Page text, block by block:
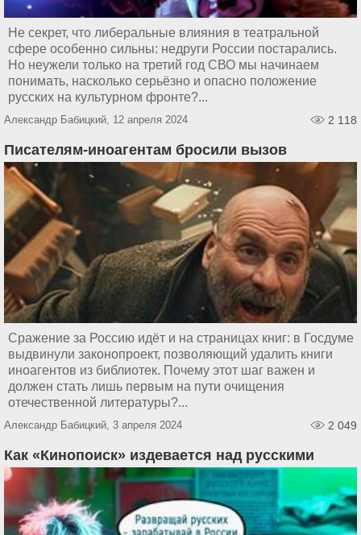
Не секрет, что либеральные влияния в театральной
сфере особенно сильны: недруги России постарались.
Но неужели только на третий год СВО мы начинаем
понимать, насколько серьёзно и опасно положение
русских на культурном фронте?...
Александр Бабицкий, 12 апреля 2024 2 118
Писателям-иноагентам бросили вызов
Сражение за Россию идёт и на страницах книг: в Госдуме
выдвинули законопроект, позволяющий удалить книги
иноагентов из библиотек. Почему этот шаг важен и
должен стать лишь первым на пути очищения
отечественной литературы?...
Александр Бабицкий, 3 апреля 2024 2 049
Как «Кинопоиск» издевается над русскими